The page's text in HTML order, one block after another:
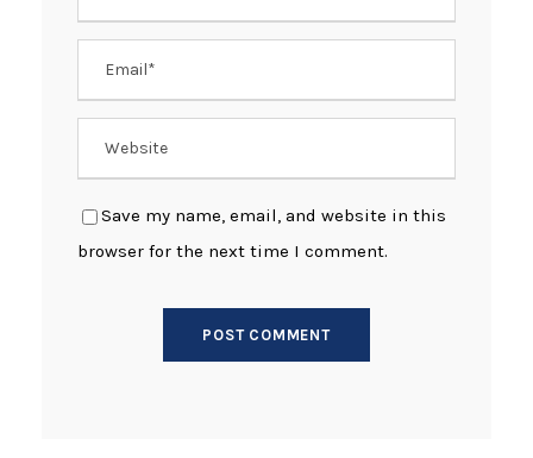
Save my name, email, and website in this
browser for the next time I comment.